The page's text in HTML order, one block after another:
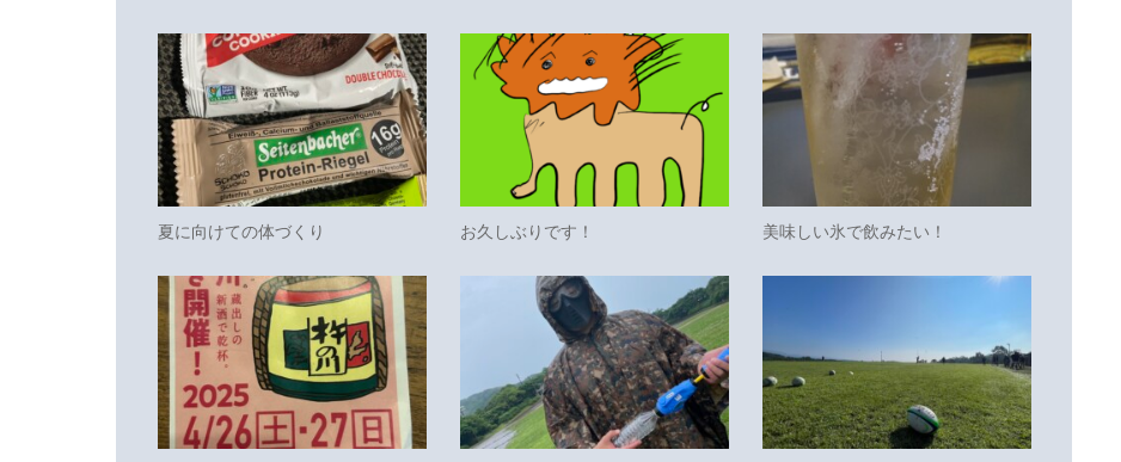
夏に向けての体づくり お久しぶりです！ 美味しい氷で飲みたい！